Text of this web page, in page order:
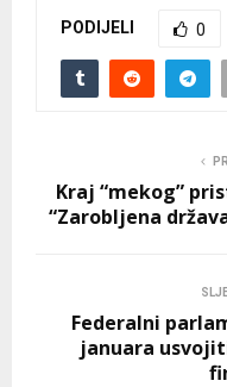
PODIJELI 0
Kraj “mekog”
“Zarobljena
Federalni
januara